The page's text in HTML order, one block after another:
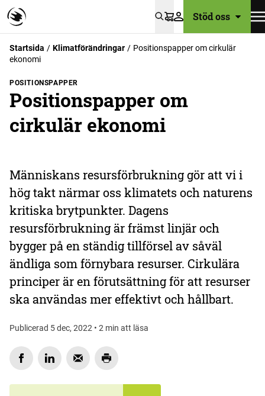
VarukorgStöd oss
Startsida Klimat­förändringar
Positionspapper om cirkulär
ekonomi
POSITIONSPAPPER
Positionspapper om
cirkulär ekonomi
Människans resursförbrukning gör att vi i
hög takt närmar oss klimatets och naturens
kritiska brytpunkter. Dagens
resursförbrukning är främst linjär och
bygger på en ständig tillförsel av såväl
ändliga som förnybara resurser. Cirkulära
principer är en förutsättning för att resurser
ska användas mer effektivt och hållbart.
Publicerad 5 dec, 2022 • 2 min att läsa